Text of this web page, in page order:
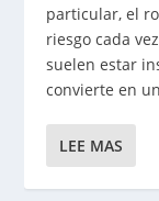
particular, el
riesgo cada
suelen estar
convierte en
LEE MAS